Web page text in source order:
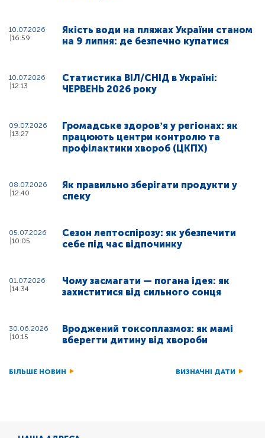
10.07.2026
16:59
Якість води на пляжах України станом
на 9 липня: де безпечно купатися
10.07.2026
12:13
Статистика ВІЛ/СНІД в Україні:
ЧЕРВЕНЬ 2026 року
09.07.2026
13:27
Громадське здоровʼя у регіонах: як
працюють центри контролю та
профілактики хвороб (ЦКПХ)
08.07.2026
12:40
Як правильно зберігати продукти у
спеку
05.07.2026
10:05
Сезон лептоспірозу: як убезпечити
себе під час відпочинку
01.07.2026
14:34
Чому засмагати — погана ідея: як
захиститися від сильного сонця
30.06.2026
10:15
Вроджений токсоплазмоз: як мамі
вберегти дитину від хвороби
БІЛЬШЕ НОВИН ВИЗНАЧНІ ДАТИ